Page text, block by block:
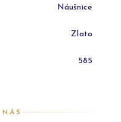
Náušnice
Zlato
585